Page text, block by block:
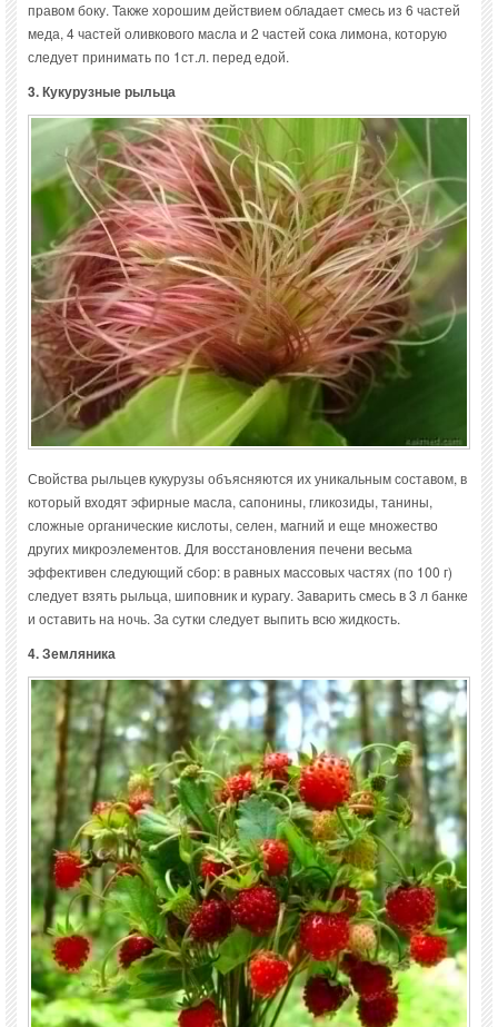
правом боку. Также хорошим действием обладает смесь из 6 частей
меда, 4 частей оливкового масла и 2 частей сока лимона, которую
следует принимать по 1ст.л. перед едой.
3. Кукурузные рыльца
Свойства рыльцев кукурузы объясняются их уникальным составом, в
который входят эфирные масла, сапонины, гликозиды, танины,
сложные органические кислоты, селен, магний и еще множество
других микроэлементов. Для восстановления печени весьма
эффективен следующий сбор: в равных массовых частях (по 100 г)
следует взять рыльца, шиповник и курагу. Заварить смесь в 3 л банке
и оставить на ночь. За сутки следует выпить всю жидкость.
4. Земляника